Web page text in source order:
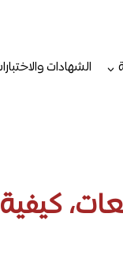
الشهادات
كيفية